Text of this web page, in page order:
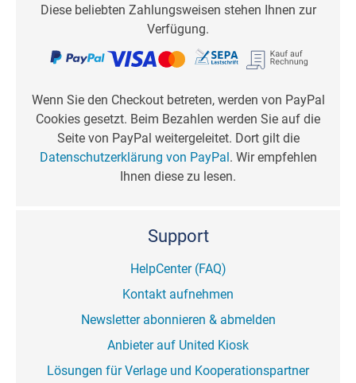
Diese beliebten Zahlungsweisen stehen Ihnen zur
Verfügung.
Wenn Sie den Checkout betreten, werden von PayPal
Cookies gesetzt. Beim Bezahlen werden Sie auf die
Seite von PayPal weitergeleitet. Dort gilt die
Datenschutzerklärung von PayPal . Wir empfehlen
Ihnen diese zu lesen.
Support
HelpCenter (FAQ)
Kontakt aufnehmen
Newsletter abonnieren & abmelden
Anbieter auf United Kiosk
Lösungen für Verlage und Kooperationspartner